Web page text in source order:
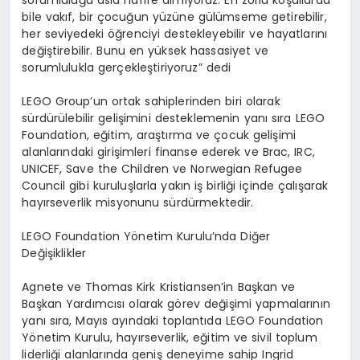
bile vakıf, bir çocuğun yüzüne gülümseme getirebilir,
her seviyedeki öğrenciyi destekleyebilir ve hayatlarını
değiştirebilir. Bunu en yüksek hassasiyet ve
sorumlulukla gerçekleştiriyoruz” dedi
LEGO Group’un ortak sahiplerinden biri olarak
sürdürülebilir gelişimini desteklemenin yanısıra LEGO
Foundation, eğitim, araştırma veçocuk gelişimi
alanlarındaki girişimleri finanse ederek ve Brac, IRC,
UNICEF, Save the Children ve Norwegian Refugee
Council gibi kuruluşlarla yakın işbirliği içindeçalışarak
hayırseverlik misyonunu sürdürmektedir.
LEGO Foundation Yönetim Kurulu’nda Diğer
Değişiklikler
Agnete ve Thomas Kirk Kristiansen’in Başkan ve
Başkan Yardımcısıolarak görev değişimi yapmalarının
yanı sıra, Mayıs ayındaki toplantıda LEGO Foundation
Yönetim Kurulu, hayırseverlik, eğitim ve sivil toplum
liderliği alanlarında geniş deneyime sahip Ingrid